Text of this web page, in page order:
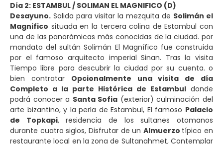
Día 2: ESTAMBUL / SOLIMAN EL MAGNIFICO (D)
Desayuno. Salida para visitar la mezquita de Solimán el
Magnifico situada en la tercera colina de Estambul con
una de las panorámicas más conocidas de la ciudad. por
mandato del sultán Solimán El Magnífico fue construida
por el famoso arquitecto imperial Sinan. Tras la visita
Tiempo libre para descubrir la ciudad por su cuenta. o
bien contratar Opcionalmente una visita de día
Completo a la parte Histórica de Estambul donde
podrá conocer a Santa Sofia (exterior) culminación del
arte bizantino, y la perla de Estambul, El famoso Palacio
de Topkapi, residencia de los sultanes otomanos
durante cuatro siglos, Disfrutar de un Almuerzo típico en
restaurante local en la zona de Sultanahmet, Contemplar